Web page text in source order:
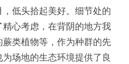
低头拾起美好。细节处的
心考虑，在背阴的地方我
类植物等，作为种群的先
场地的生态环境提供了良